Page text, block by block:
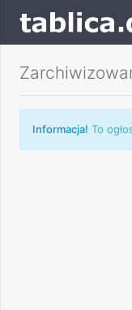
Informacja! To